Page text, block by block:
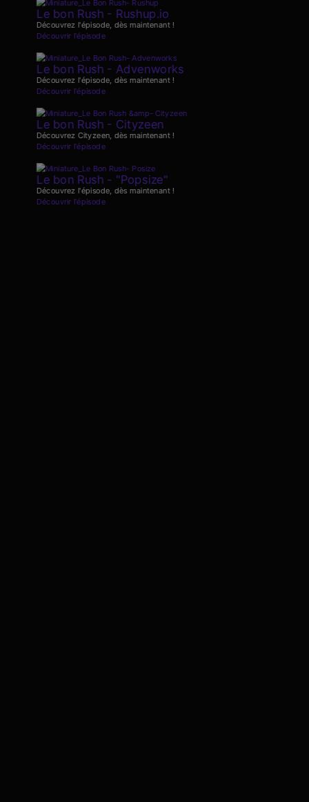
Le bon Rush - Rushup.io
Découvrez l'épisode, dès maintenant !
Découvrir l'épisode
Le bon Rush - Advenworks
Découvrez l'épisode, dès maintenant !
Découvrir l'épisode
Le bon Rush - Cityzeen
Découvrez Cityzeen, dès maintenant !
Découvrir l'épisode
Le bon Rush - "Popsize"
Découvrez l'épisode, dès maintenant !
Découvrir l'épisode